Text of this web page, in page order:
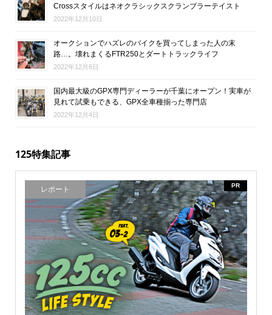
Crossスタイルはネオクラシックスクランブラーテイスト
2022年12月10日
オークションでハズレのバイクを買ってしまった人の末
路…。壊れまくるFTR250とダートトラックライフ
2022年12月6日
国内最大級のGPX専門ディーラーが千葉にオープン！実車が
見れて試乗もできる、GPX全車種揃った専門店
2022年12月4日
125特集記事
レポート PR